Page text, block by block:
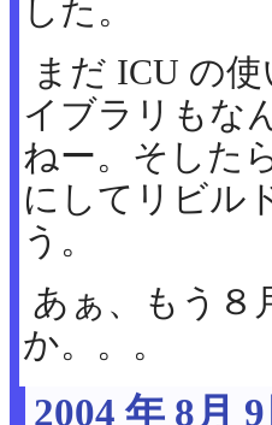
した。
まだ ICU の
イブラリもな
ねー。そした
にしてリビル
う。
あぁ、もう８
か。。。
2004 年 8月